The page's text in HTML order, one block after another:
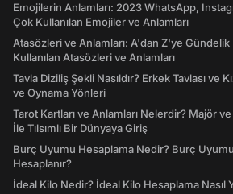
Emojilerin Anlamları: 2023 WhatsApp,
Çok Kullanılan Emojiler ve Anlamları
Atasözleri ve Anlamları: A'dan Z'ye Gündelik
Kullanılan Atasözleri ve Anlamları
Tavla Diziliş Şekli Nasıldır? Erkek Tavlası ve
ve Oynama Yönleri
Tarot Kartları ve Anlamları Nelerdir? Majör
İle Tılsımlı Bir Dünyaya Giriş
Burç Uyumu Hesaplama Nedir? Burç
Hesaplanır?
İdeal Kilo Nedir? İdeal Kilo Hesaplama Nasıl